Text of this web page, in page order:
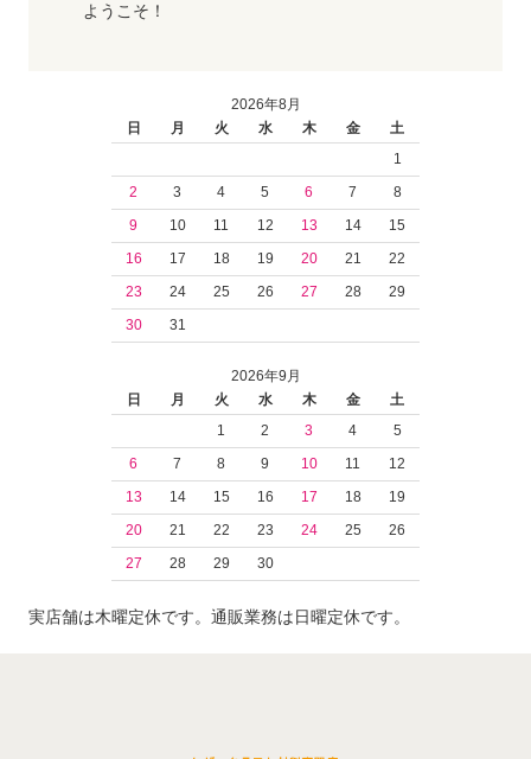
ようこそ！
2026年8月
日
月 火 水 木 金
土
1
2
3 4 5 6 7
8
9
10 11 12 13 14
15
16
17 18 19 20 21
22
23
24 25 26 27 28
29
30
31
2026年9月
日
月 火 水 木 金
土
1
2 3 4
5
6
7 8 9 10 11
12
13
14 15 16 17 18
19
20
21 22 23 24 25
26
27
28 29 30
実店舗は木曜定休です。通販業務は日曜定休です。